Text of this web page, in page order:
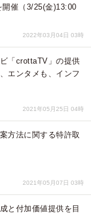
催（3/25(金)13:00
2022年03月04日 03時
「crottaTV」の提供
エンタメも、インフ
2021年05月25日 04時
方法に関する特許取
2021年05月07日 03時
と付加価値提供を目